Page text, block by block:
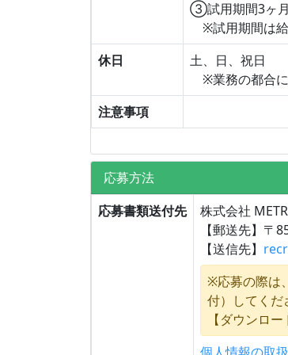
③試用期間3ヶ
※試用期間は
休日
土、日、祝日
※業務の都合に
注意事項
応募方法
応募書類送付先
株式会社
【郵送先】〒
【送信先】
※応募の際は
付）してくだ
【ダウンロー